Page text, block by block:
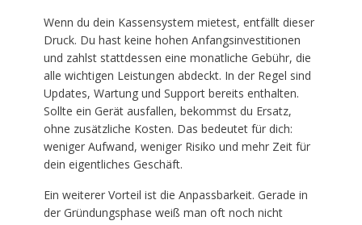
Wenn du dein Kassensystem mietest, entfällt dieser
Druck. Du hast keine hohen Anfangsinvestitionen
und zahlst stattdessen eine monatliche Gebühr, die
alle wichtigen Leistungen abdeckt. In der Regel sind
Updates, Wartung und Support bereits enthalten.
Sollte ein Gerät ausfallen, bekommst du Ersatz,
ohne zusätzliche Kosten. Das bedeutet für dich:
weniger Aufwand, weniger Risiko und mehr Zeit für
dein eigentliches Geschäft.
Ein weiterer Vorteil ist die Anpassbarkeit. Gerade in
der Gründungsphase weiß man oft noch nicht